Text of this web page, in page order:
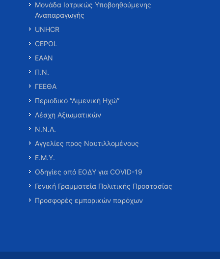
Μονάδα Ιατρικώς Υποβοηθούμενης
Αναπαραγωγής
UNHCR
CEPOL
ΕΑΑΝ
Π.Ν.
ΓΕΕΘΑ
Περιοδικό “Λιμενική Ηχώ”
Λέσχη Αξιωματικών
Ν.Ν.Α.
Αγγελίες προς Ναυτιλλομένους
Ε.Μ.Υ.
Οδηγίες από ΕΟΔΥ για COVID-19
Γενική Γραμματεία Πολιτικής Προστασίας
Προσφορές εμπορικών παρόχων